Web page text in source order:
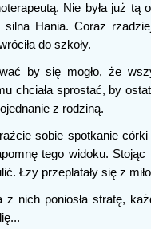
Nie była już tą
silna Hania. Coraz
do szkoły.
by się mogło, że
chciała sprostać, by
z rodziną.
sobie spotkanie
tego widoku.
Łzy przeplatały się z
z nich poniosła stratę,